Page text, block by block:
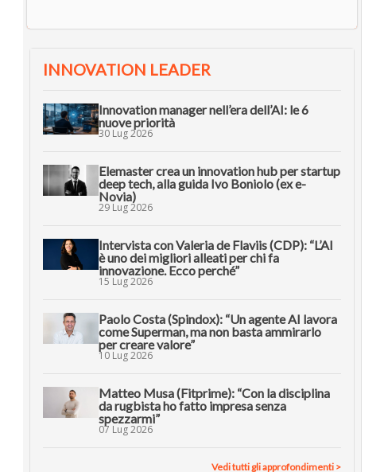
INNOVATION LEADER
Innovation manager nell’era dell’AI: le 6
nuove priorità
30 Lug 2026
Elemaster crea un innovation hub per startup
deep tech, alla guida Ivo Boniolo (ex e-
Novia)
29 Lug 2026
Intervista con Valeria de Flaviis (CDP): “L’AI
è uno dei migliori alleati per chi fa
innovazione. Ecco perché”
15 Lug 2026
Paolo Costa (Spindox): “Un agente AI lavora
come Superman, ma non basta ammirarlo
per creare valore”
10 Lug 2026
Matteo Musa (Fitprime): “Con la disciplina
da rugbista ho fatto impresa senza
spezzarmi”
07 Lug 2026
Vedi tutti gli approfondimenti >